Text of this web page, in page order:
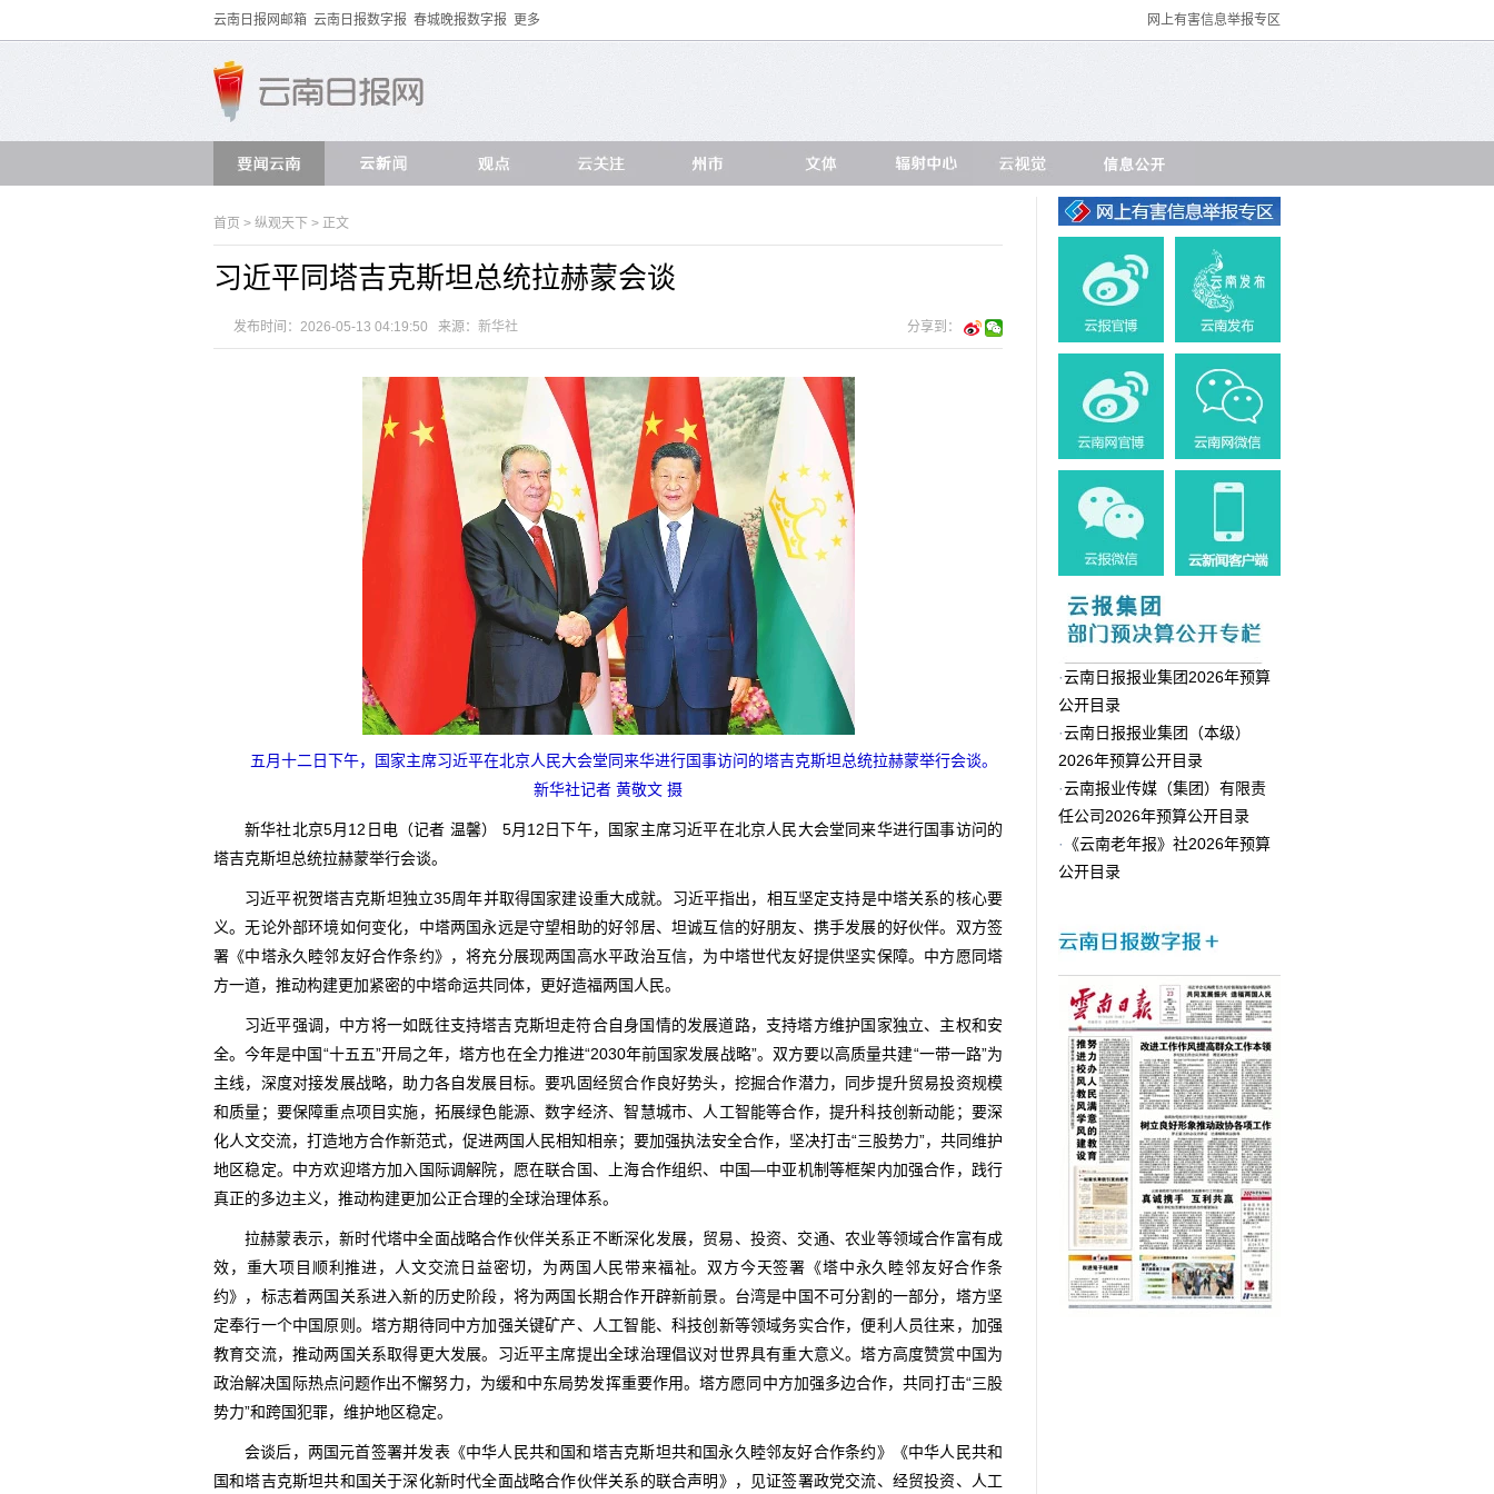
云南日报网邮箱 云南日报数字报 春城晚报数字报 更多 网上有害信息举报专区
首页 > 纵观天下 > 正文
习近平同塔吉克斯坦总统拉赫蒙会谈
发布时间：2026-05-13 04:19:50 来源： 新华社 分享到：
五月十二日下午，国家主席习近平在北京人民大会堂同来华进行国事访问的塔吉克斯坦总统拉赫蒙举行会谈。
新华社记者 黄敬文 摄
新华社北京5月12日电（记者 温馨） 5月12日下午，国家主席习近平在北京人民大会堂同来华进行国事访问的
塔吉克斯坦总统拉赫蒙举行会谈。
习近平祝贺塔吉克斯坦独立35周年并取得国家建设重大成就。习近平指出，相互坚定支持是中塔关系的核心要
义。无论外部环境如何变化，中塔两国永远是守望相助的好邻居、坦诚互信的好朋友、携手发展的好伙伴。双方签
署《中塔永久睦邻友好合作条约》，将充分展现两国高水平政治互信，为中塔世代友好提供坚实保障。中方愿同塔
方一道，推动构建更加紧密的中塔命运共同体，更好造福两国人民。
习近平强调，中方将一如既往支持塔吉克斯坦走符合自身国情的发展道路，支持塔方维护国家独立、主权和安
全。今年是中国“十五五”开局之年，塔方也在全力推进“2030年前国家发展战略”。双方要以高质量共建“一带一路”为
主线，深度对接发展战略，助力各自发展目标。要巩固经贸合作良好势头，挖掘合作潜力，同步提升贸易投资规模
和质量；要保障重点项目实施，拓展绿色能源、数字经济、智慧城市、人工智能等合作，提升科技创新动能；要深
化人文交流，打造地方合作新范式，促进两国人民相知相亲；要加强执法安全合作，坚决打击“三股势力”，共同维护
地区稳定。中方欢迎塔方加入国际调解院，愿在联合国、上海合作组织、中国—中亚机制等框架内加强合作，践行
真正的多边主义，推动构建更加公正合理的全球治理体系。
拉赫蒙表示，新时代塔中全面战略合作伙伴关系正不断深化发展，贸易、投资、交通、农业等领域合作富有成
效，重大项目顺利推进，人文交流日益密切，为两国人民带来福祉。双方今天签署《塔中永久睦邻友好合作条
约》，标志着两国关系进入新的历史阶段，将为两国长期合作开辟新前景。台湾是中国不可分割的一部分，塔方坚
定奉行一个中国原则。塔方期待同中方加强关键矿产、人工智能、科技创新等领域务实合作，便利人员往来，加强
教育交流，推动两国关系取得更大发展。习近平主席提出全球治理倡议对世界具有重大意义。塔方高度赞赏中国为
政治解决国际热点问题作出不懈努力，为缓和中东局势发挥重要作用。塔方愿同中方加强多边合作，共同打击“三股
势力”和跨国犯罪，维护地区稳定。
会谈后，两国元首签署并发表《中华人民共和国和塔吉克斯坦共和国永久睦邻友好合作条约》《中华人民共和
国和塔吉克斯坦共和国关于深化新时代全面战略合作伙伴关系的联合声明》，见证签署政党交流、经贸投资、人工
·云南日报报业集团2026年预算
公开目录
·云南日报报业集团（本级）
2026年预算公开目录
·云南报业传媒（集团）有限责
任公司2026年预算公开目录
· 《云南老年报》社2026年预算
公开目录